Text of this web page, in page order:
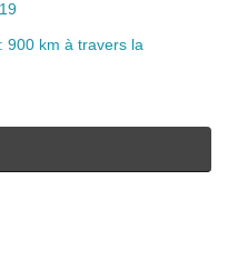
900 km à travers la